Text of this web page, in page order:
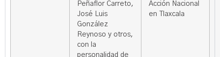
Peñaflor Carreto,
José Luis
González
Reynoso y otros,
con la
personalidad de
Acción Nacional
en Tlaxcala